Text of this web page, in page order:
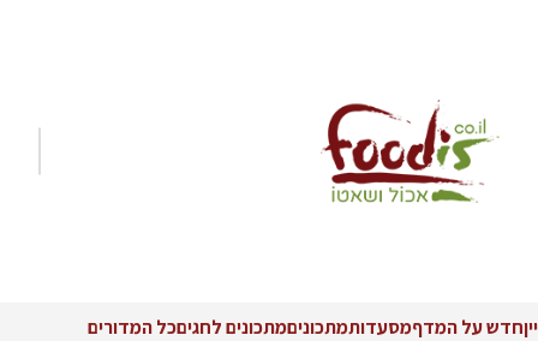
ייןחדש על המדףמסעדותמתכוניםמתכונים לחגיםכל המדורים